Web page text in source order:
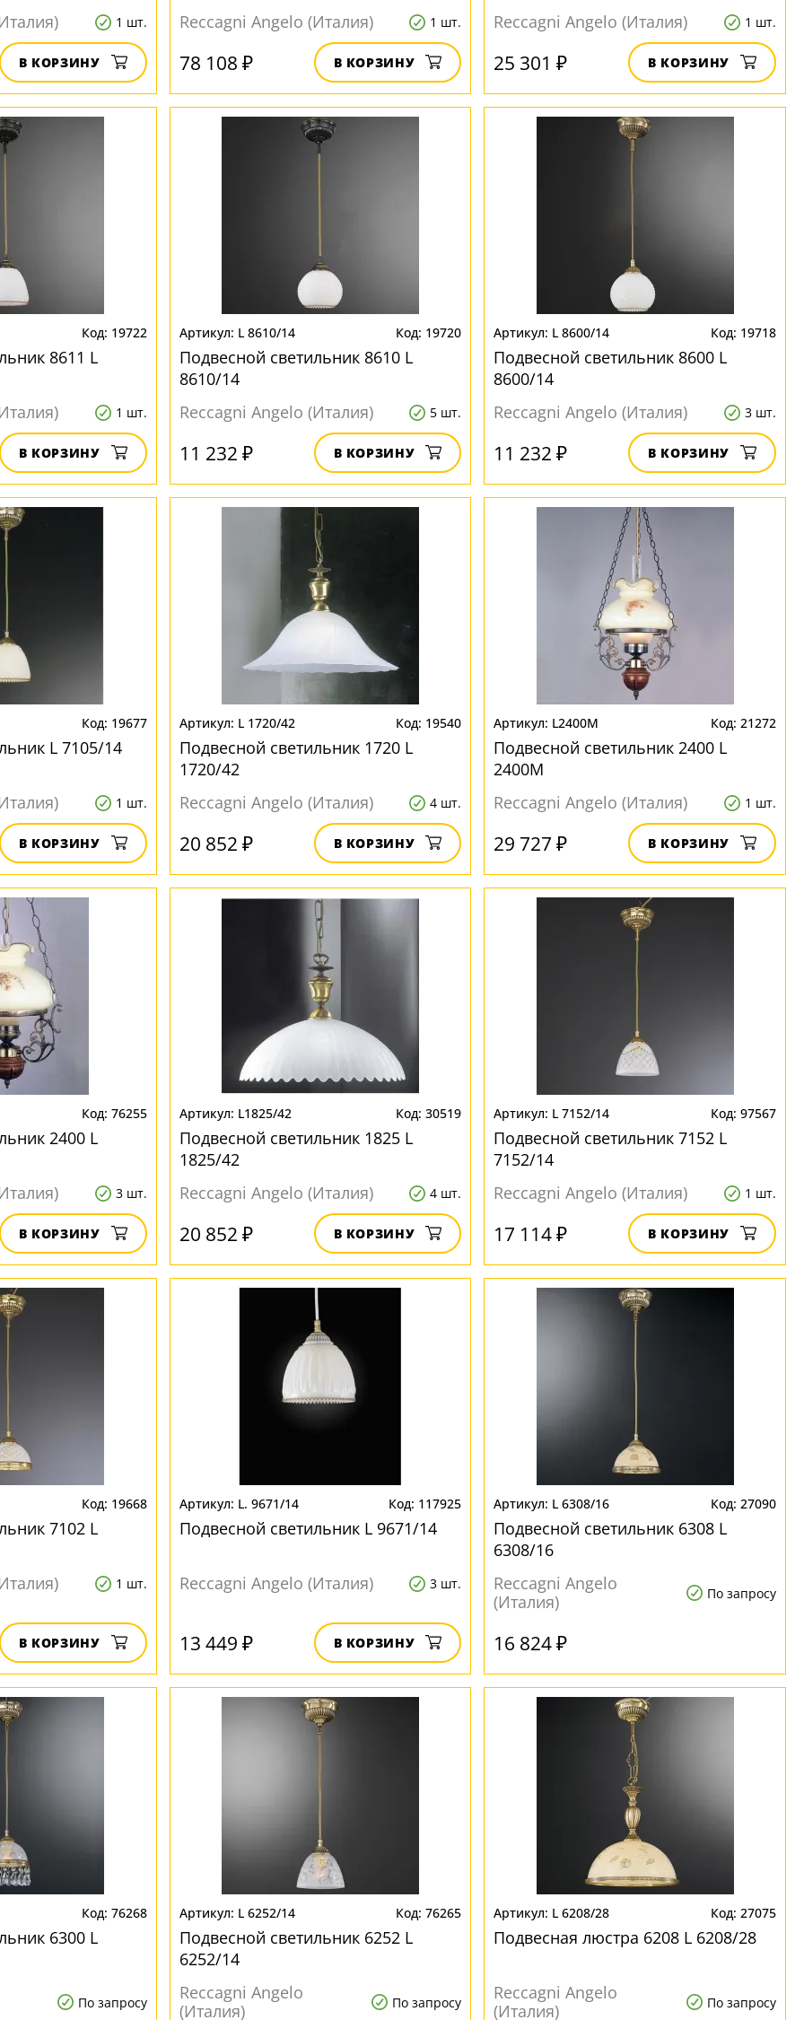
1 шт.
В КОРЗИНУ
Reccagni Angelo (Италия) 1 шт.
78 108 ₽ В КОРЗИНУ
Reccagni Angelo (Италия)
1 шт.
25 301 ₽ В КОРЗИНУ
19722
8611 L
1 шт.
В КОРЗИНУ
L 8610/14 19720
Подвесной светильник 8610 L
8610/14
Reccagni Angelo (Италия)
5 шт.
11 232 ₽ В КОРЗИНУ
L 8600/14 19718
Подвесной светильник 8600 L
8600/14
Reccagni Angelo (Италия)
3 шт.
11 232 ₽ В КОРЗИНУ
19677
L 7105/14
1 шт.
В КОРЗИНУ
L 1720/42 19540
Подвесной светильник 1720 L
1720/42
Reccagni Angelo (Италия)
4 шт.
20 852 ₽ В КОРЗИНУ
L2400M 21272
Подвесной светильник 2400 L
2400M
Reccagni Angelo (Италия)
1 шт.
29 727 ₽ В КОРЗИНУ
76255
2400 L
3 шт.
В КОРЗИНУ
L1825/42 30519
Подвесной светильник 1825 L
1825/42
Reccagni Angelo (Италия)
4 шт.
20 852 ₽ В КОРЗИНУ
L 7152/14 97567
Подвесной светильник 7152 L
7152/14
Reccagni Angelo (Италия)
1 шт.
17 114 ₽ В КОРЗИНУ
19668
7102 L
1 шт.
В КОРЗИНУ
L. 9671/14 117925
Подвесной светильник L 9671/14
Reccagni Angelo (Италия) 3 шт.
13 449 ₽ В КОРЗИНУ
L 6308/16 27090
Подвесной светильник 6308 L
6308/16
Reccagni Angelo
(Италия)
По запросу
16 824 ₽
76268
6300 L
По запросу
L 6252/14 76265
Подвесной светильник 6252 L
6252/14
Reccagni Angelo
(Италия)
По запросу
L 6208/28 27075
Подвесная люстра 6208 L 6208/28
Reccagni Angelo
(Италия)
По запросу